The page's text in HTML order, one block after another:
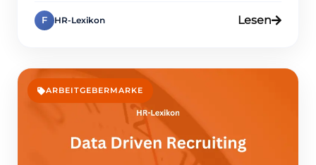
Talente schwer zu finden sind, und das bremst
Firmen aus. Studien zeigen, dass 75 % der
Aber es gibt Lösungen! In diesem Eintrag zeigen
wir dir, […]
F HR-Lexikon Lesen
ARBEITGEBERMARKE